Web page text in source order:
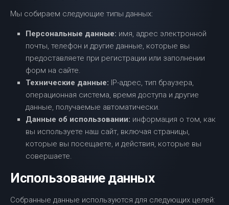
Мы собираем следующие типы данных:
Персональные данные: имя, адрес электронной
почты, телефон и другие данные, которые вы
предоставляете при регистрации или заполнении
форм на сайте.
Технические данные: IP-адрес, тип браузера,
операционная система, время доступа и другие
данные, получаемые автоматически.
Данные об использовании: информация о том, как
вы используете наш сайт, включая страницы,
которые вы посещаете, и действия, которые вы
совершаете.
Использование данных
Собранные данные используются для следующих целей: